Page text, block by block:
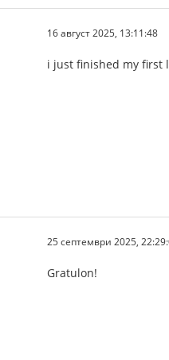
16 август 2025, 13:11:48
i just finished my first
25 септември 2025,
Gratulon!